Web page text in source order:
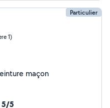
Particulier
1)
maçon
5/5